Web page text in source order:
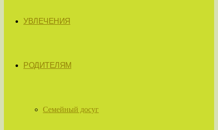
УВЛЕЧЕНИЯ
РОДИТЕЛЯМ
Семейный досуг